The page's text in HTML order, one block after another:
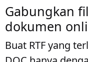
Gabungkan
dokumen
Buat RTF yang